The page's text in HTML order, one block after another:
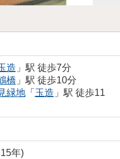
造 」駅 徒歩7分
橋 」駅 徒歩10分
緑地「 玉造 」駅 徒歩11
年)